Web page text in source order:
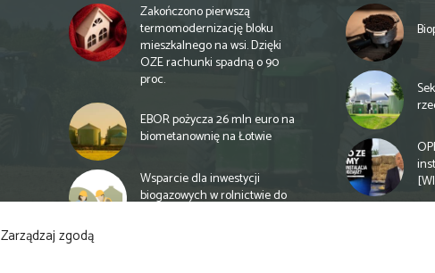
Zarządzaj zgodą
Zakończono pierwszą
termomodernizację bloku
mieszkalnego na wsi. Dzięki
OZE rachunki spadną o 90
proc.
EBOR pożycza 26 mln euro na
biometanownię na Łotwie
Wsparcie dla inwestycji
biogazowych w rolnictwie do